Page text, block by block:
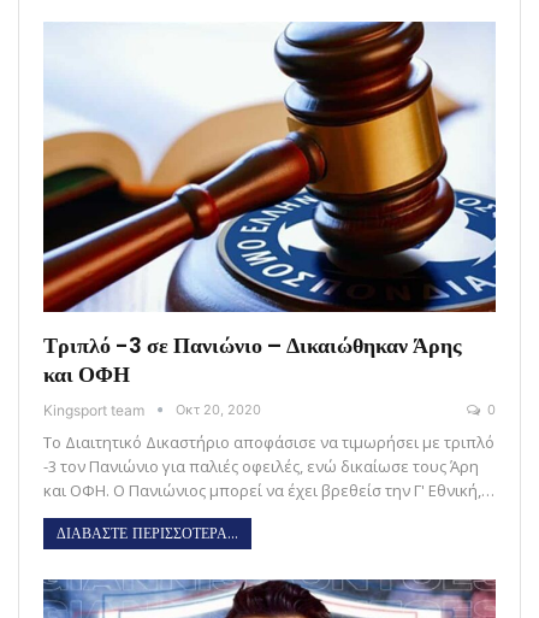
Τριπλό -3 σε Πανιώνιο – Δικαιώθηκαν Άρης
και ΟΦΗ
Kingsport team Οκτ 20, 2020 0
Το Διαιτητικό Δικαστήριο αποφάσισε να τιμωρήσει με τριπλό
-3 τον Πανιώνιο για παλιές οφειλές, ενώ δικαίωσε τους Άρη
και ΟΦΗ. Ο Πανιώνιος μπορεί να έχει βρεθείσ την Γ' Εθνική,…
ΔΙΑΒΑΣΤΕ ΠΕΡΙΣΣΟΤΕΡΑ...